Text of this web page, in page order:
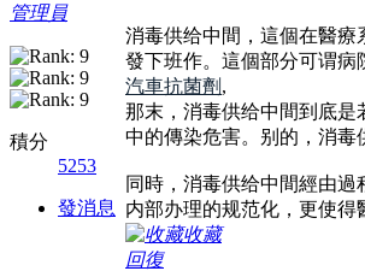
管理員
積分
5253
發消息
消毒供给中間，這個在醫療
發下班作。這個部分可谓病
汽車抗菌劑 ,
那末，消毒供给中間到底
中的傳染危害。别的，消毒
同時，消毒供给中間經由
内部办理的规范化，更使得
收藏
回復